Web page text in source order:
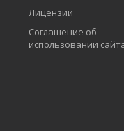
Лицензии
Соглашение об
использовании